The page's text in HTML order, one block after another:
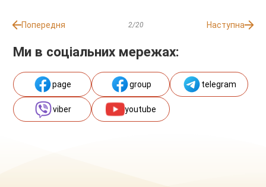
Попередня 2/20 Наступна
Ми в соціальних мережах:
page group telegram
viber youtube